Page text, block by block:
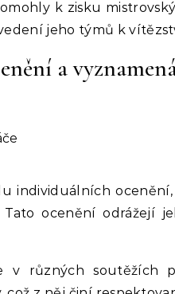
k zisku
jeho týmů k
a
individuálních
ocenění odrážejí
v různých soutěžích